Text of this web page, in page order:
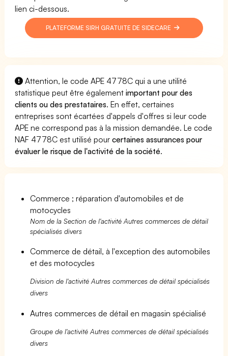
lien ci-dessous.
PLATEFORME SIRH GRATUITE DE SIDECARE
Attention, le code APE 4778C qui a une utilité
statistique peut être égalementimportant pour des
clients ou des prestataires. En effet, certaines
entreprises sont écartées d'appels d'offres si leur code
APE ne correspond pas à la mission demandée. Le code
NAF 4778C est utilisé pourcertaines assurances pour
évaluer le risque de l'activité de la société.
Commerce ; réparation d'automobiles et de
motocycles
Nom de la Section de l'activité Autres commerces de détail
spécialisés divers
Commerce de détail, à l'exception des automobiles
et des motocycles
Division de l'activité Autres commerces de détail spécialisés
divers
Autres commerces de détail en magasin spécialisé
Groupe de l'activité Autres commerces de détail spécialisés
divers